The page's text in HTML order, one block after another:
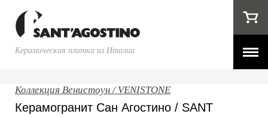
Керамическая плитка из Италии
Коллекция Венистоун / VENISTONE
Керамогранит Сан Агостино / SANT